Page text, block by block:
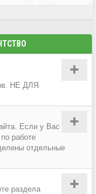
НЕ ДЛЯ
Если у Вас
работе
отдельные
раздела